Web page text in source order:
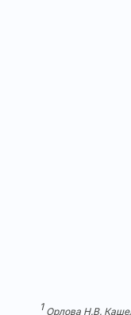
1 Орлова Н.В.